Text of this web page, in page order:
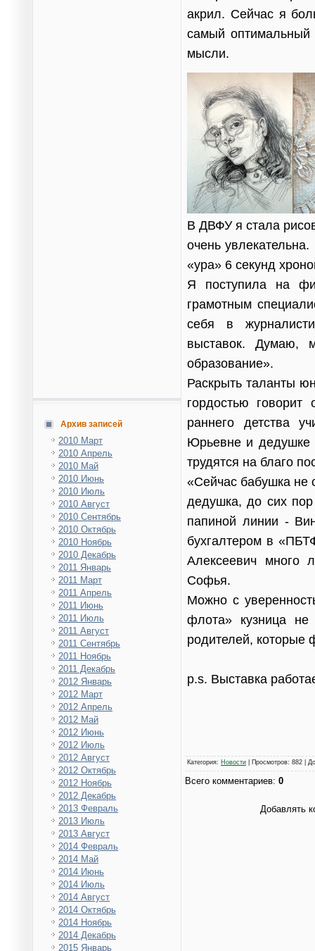
Архив записей
2010 Март
2010 Апрель
2010 Май
2010 Июнь
2010 Июль
2010 Август
2010 Сентябрь
2010 Октябрь
2010 Ноябрь
2010 Декабрь
2011 Январь
2011 Март
2011 Апрель
2011 Июнь
2011 Июль
2011 Август
2011 Сентябрь
2011 Ноябрь
2011 Декабрь
2012 Январь
2012 Март
2012 Апрель
2012 Май
2012 Июнь
2012 Июль
2012 Август
2012 Октябрь
2012 Ноябрь
2012 Декабрь
2013 Февраль
2013 Июль
2013 Август
2014 Февраль
2014 Май
2014 Июнь
2014 Июль
2014 Август
2014 Октябрь
2014 Ноябрь
2014 Декабрь
2015 Январь
акрил. Сейчас я
самый
мысли.
В ДВФУ я стала
очень
«ура» 6 секунд
Я поступила на
грамотным
себя в
выставок. Думаю,
образование».
Раскрыть таланты
гордостью
раннего детства
Юрьевне и
трудятся на благо
«Сейчас бабушка не
дедушка, до сих
папиной линии -
бухгалтером в
Алексеевич много
Софья.
Можно с
флота» кузница не
родителей, которые
p.s. Выставка
Категория: Новости Просмотров: 882 |
Всего комментариев: 0
Добавлять